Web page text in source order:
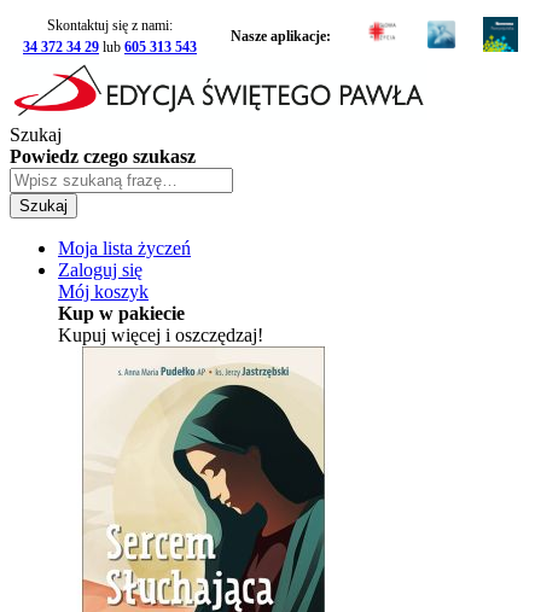
Skontaktuj się z nami:
34 372 34 29 lub 605 313 543
Nasze aplikacje:
Szukaj
Powiedz czego szukasz
Szukaj
Moja lista życzeń
Zaloguj się
Mój koszyk
Kup w pakiecie
Kupuj więcej i oszczędzaj!